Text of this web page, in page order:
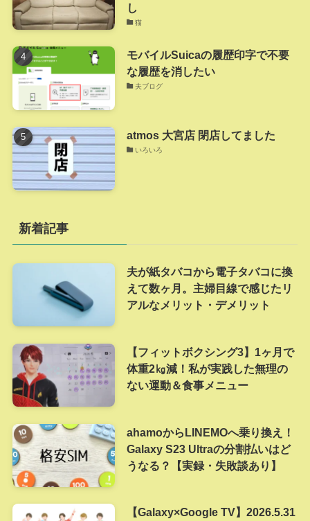
し
猫
モバイルSuicaの履歴印字で不要
な履歴を消したい
夫ブログ
atmos 大宮店 閉店してました
いろいろ
新着記事
夫が紙タバコから電子タバコに換
えて数ヶ月。主婦目線で感じたリ
アルなメリット・デメリット
【フィットボクシング3】1ヶ月で
体重2㎏減！私が実践した無理の
ない運動＆食事メニュー
ahamoからLINEMOへ乗り換え！
Galaxy S23 Ultraの分割払いはど
うなる？【実録・失敗談あり】
【Galaxy×Google TV】2026.5.31